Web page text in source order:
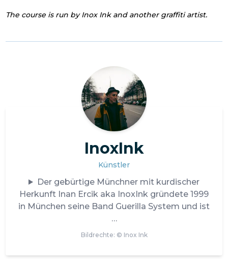
The course is run by Inox Ink and another graffiti artist.
InoxInk
Künstler
Der gebürtige Münchner mit kurdischer
Herkunft Inan Ercik aka InoxInk gründete 1999
in München seine Band Guerilla System und ist
Bildrechte: © Inox Ink